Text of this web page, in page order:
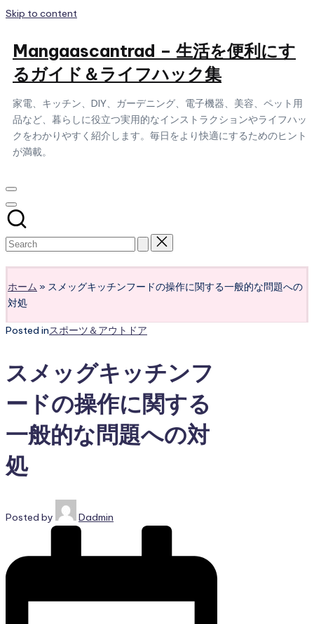
Skip to content
Mangaascantrad – 生活を便利にす
るガイド＆ライフハック集
家電、キッチン、DIY、ガーデニング、電子機器、美容、ペット用
品など、暮らしに役立つ実用的なインストラクションやライフハッ
クをわかりやすく紹介します。毎日をより快適にするためのヒント
が満載。
ホーム » スメッグキッチンフードの操作に関する一般的な問題への
対処
Posted inスポーツ＆アウトドア
スメッグキッチンフ
ードの操作に関する
一般的な問題への対
処
Posted by Dadmin